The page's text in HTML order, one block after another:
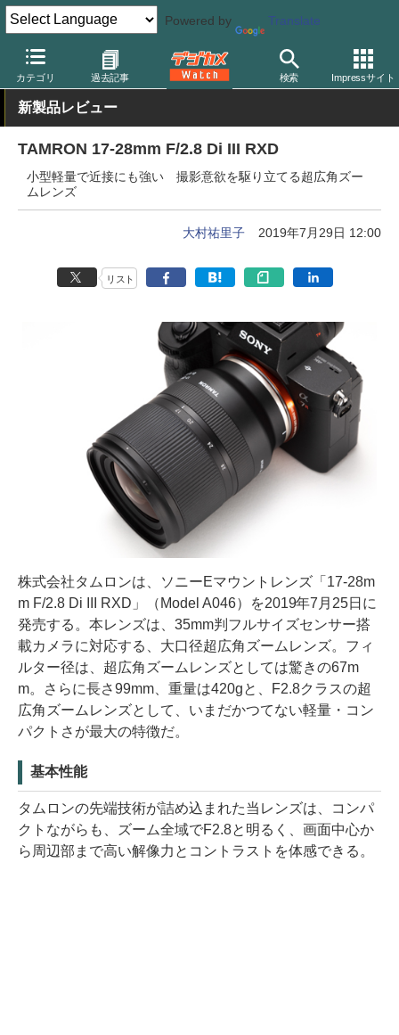
Powered by Translate
カテゴリ 過去記事 検索 Impressサイト
デジカメ Watch レンズ 交換レンズ タムロン
新製品レビュー
TAMRON 17-28mm F/2.8 Di III RXD
小型軽量で近接にも強い 撮影意欲を駆り立てる超広角ズー
ムレンズ
大村祐里子 2019年7月29日 12:00
リスト
株式会社タムロンは、ソニーEマウントレンズ「17-28m
m F/2.8 Di III RXD」（Model A046）を2019年7月25日に
発売する。本レンズは、35mm判フルサイズセンサー搭
載カメラに対応する、大口径超広角ズームレンズ。フィ
ルター径は、超広角ズームレンズとしては驚きの67m
m。さらに長さ99mm、重量は420gと、F2.8クラスの超
広角ズームレンズとして、いまだかつてない軽量・コン
パクトさが最大の特徴だ。
基本性能
タムロンの先端技術が詰め込まれた当レンズは、コンパ
クトながらも、ズーム全域でF2.8と明るく、画面中心か
ら周辺部まで高い解像力とコントラストを体感できる。